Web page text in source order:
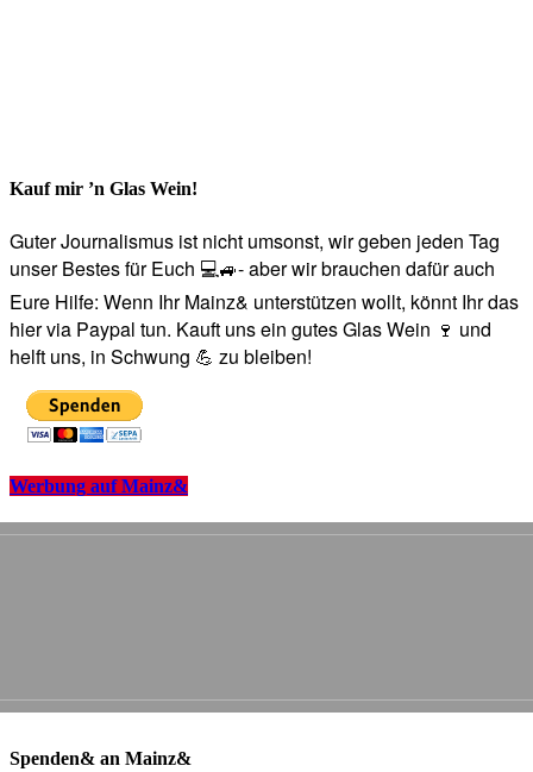
Kauf mir ’n Glas Wein!
Guter Journalismus ist nicht umsonst, wir geben jeden Tag
unser Bestes für Euch 💻🚙- aber wir brauchen dafür auch
Eure Hilfe: Wenn Ihr Mainz& unterstützen wollt, könnt Ihr das
hier via Paypal tun. Kauft uns ein gutes Glas Wein 🍷 und
helft uns, in Schwung 💪 zu bleiben!
Werbung auf Mainz&
Spenden& an Mainz&